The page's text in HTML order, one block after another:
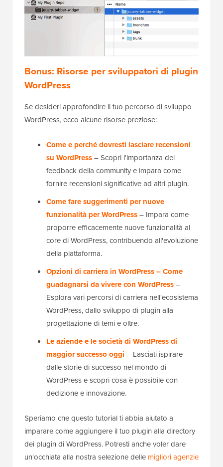
Bonus: Risorse per sviluppatori di plugin
WordPress
Se desideri approfondire il tuo percorso di sviluppo
WordPress, ecco alcune risorse preziose:
Come e perché dovresti lasciare recensioni
su WordPress– Scopri l'importanza del
feedback della community e impara come
fornire recensioni significative ad altri plugin.
Come fare suggerimenti per nuove
funzionalità per WordPress– Impara come
proporre efficacemente nuove funzionalità al
core di WordPress, contribuendo all'evoluzione
della piattaforma.
Opzioni di carriera in WordPress – Come
guadagnarsi da vivere con WordPress–
Esplora vari percorsi di carriera nell'ecosistema
WordPress, dallo sviluppo di plugin alla
progettazione di temi e oltre.
Le aziende e le società di WordPress di
maggior successo oggi – Lasciati ispirare
dalle storie di successo nel mondo di
WordPress e scopri cosa è possibile con
dedizione e innovazione.
Speriamo che questo tutorial ti abbia aiutato a
imparare come aggiungere il tuo plugin alla directory
dei plugin di WordPress. Potresti anche voler dare
un'occhiata alla nostra selezione delle migliori agenzie